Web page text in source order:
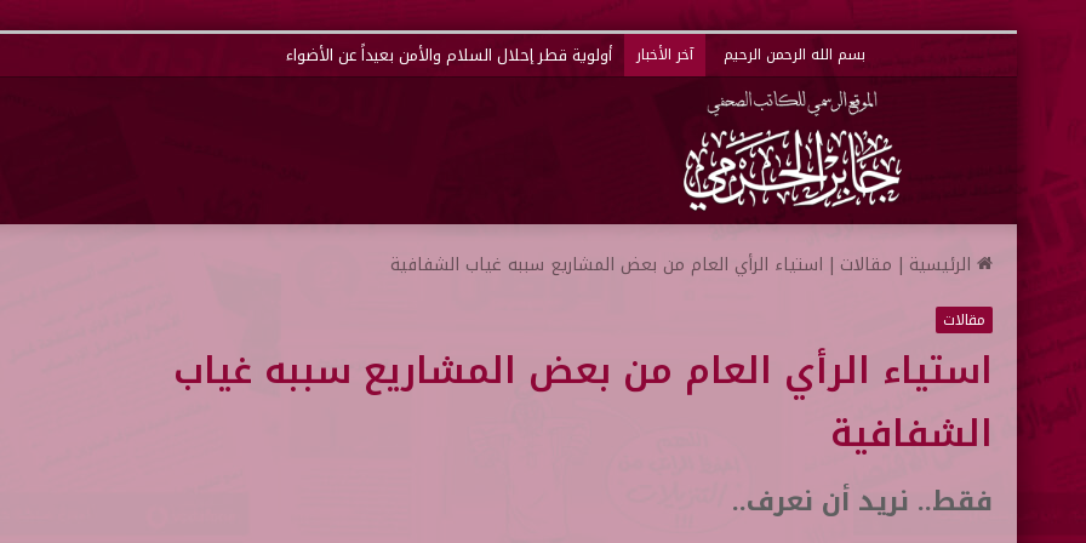
بسم الله الرحمن الرحيم آخر الأخبار أولوية قطر إحلال السلام والأمن بعيداً عن الأضواء
الرئيسية | مقالات | استياء الرأي العام من بعض المشاريع سببه غياب الشفافية
مقالات
استياء الرأي العام من بعض المشاريع سببه غياب
الشفافية
فقط.. نريد أن نعرف..